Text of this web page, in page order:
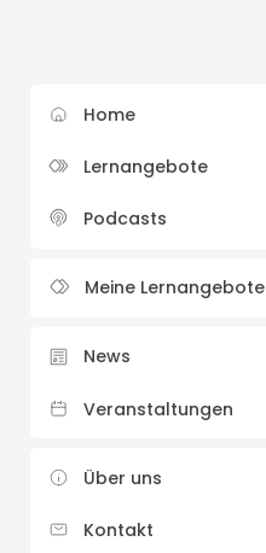
Home
Lernangebote
Podcasts
Meine Lernangebote
News
Veranstaltungen
Über uns
Kontakt